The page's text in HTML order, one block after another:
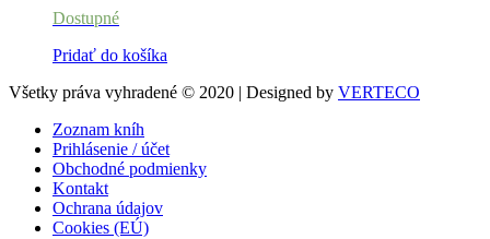
Dostupné
Pridať do košíka
Všetky práva vyhradené © 2020 | Designed by VERTECO
Zoznam kníh
Prihlásenie / účet
Obchodné podmienky
Kontakt
Ochrana údajov
Cookies (EÚ)